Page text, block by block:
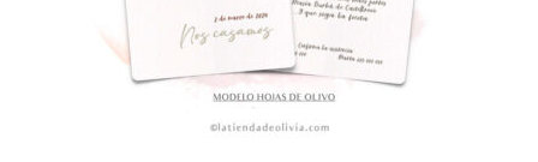
Política de Cookies
Política de privacidad
Declaracción Accesibilidad